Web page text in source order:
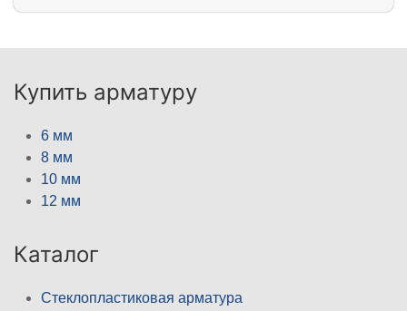
Купить арматуру
6 мм
8 мм
10 мм
12 мм
Каталог
Стеклопластиковая арматура